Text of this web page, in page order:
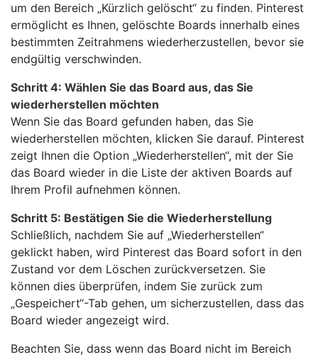
um den Bereich „Kürzlich gelöscht“ zu finden. Pinterest
ermöglicht es Ihnen, gelöschte Boards innerhalb eines
bestimmten Zeitrahmens wiederherzustellen, bevor sie
endgültig verschwinden.
Schritt 4: Wählen Sie das Board aus, das Sie
wiederherstellen möchten
Wenn Sie das Board gefunden haben, das Sie
wiederherstellen möchten, klicken Sie darauf. Pinterest
zeigt Ihnen die Option „Wiederherstellen“, mit der Sie
das Board wieder in die Liste der aktiven Boards auf
Ihrem Profil aufnehmen können.
Schritt 5: Bestätigen Sie die Wiederherstellung
Schließlich, nachdem Sie auf „Wiederherstellen“
geklickt haben, wird Pinterest das Board sofort in den
Zustand vor dem Löschen zurückversetzen. Sie
können dies überprüfen, indem Sie zurück zum
„Gespeichert“-Tab gehen, um sicherzustellen, dass das
Board wieder angezeigt wird.
Beachten Sie, dass wenn das Board nicht im Bereich